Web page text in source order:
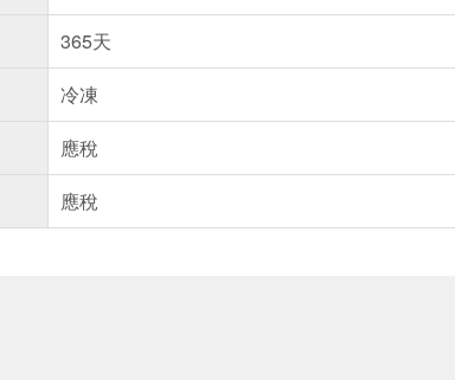
365天
冷凍
應稅
應稅